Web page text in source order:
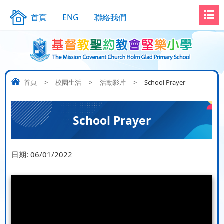
首頁 ENG 聯絡我們
首頁 > 校園生活 > 活動影片 > School Prayer
School Prayer
日期: 06/01/2022